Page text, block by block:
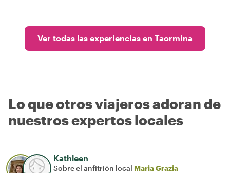
Ver todas las experiencias en Taormina
Lo que otros viajeros adoran de
nuestros expertos locales
Kathleen
Sobre el anfitrión local Maria Grazia